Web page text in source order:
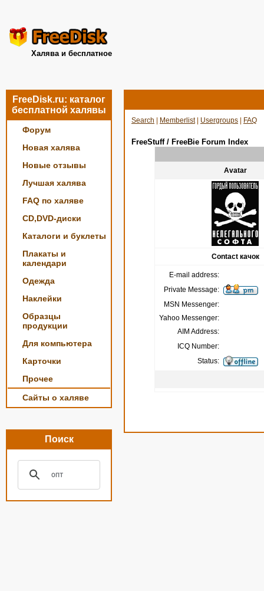
Халява и бесплатное
FreeDisk.ru: каталог
бесплатной халявы
Форум
Новая халява
Новые отзывы
Лучшая халява
FAQ по халяве
CD,DVD-диски
Каталоги и буклеты
Плакаты и
календари
Одежда
Наклейки
Образцы
продукции
Для компьютера
Карточки
Прочее
Сайты о халяве
Поиск
Search Memberlist| Usergroups FAQ
FreeStuff / FreeBie Forum Index
Avatar
Contact качок
E-mail address:
Private Message:
MSN Messenger:
Yahoo Messenger:
AIM Address:
ICQ Number:
Status: